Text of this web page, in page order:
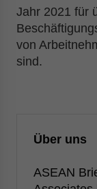
Jahr 2021 für
von
sind.
Über uns
ASEAN